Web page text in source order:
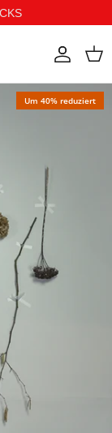
Konto
Um 40% reduziert